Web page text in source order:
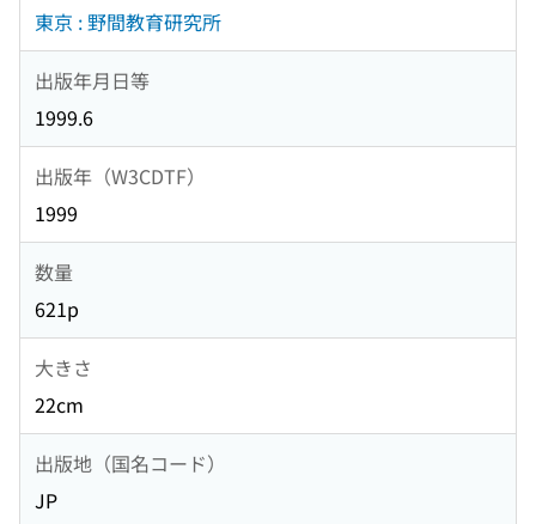
東京 : 野間教育研究所
出版年月日等
1999.6
出版年（W3CDTF）
1999
数量
621p
大きさ
22cm
出版地（国名コード）
JP